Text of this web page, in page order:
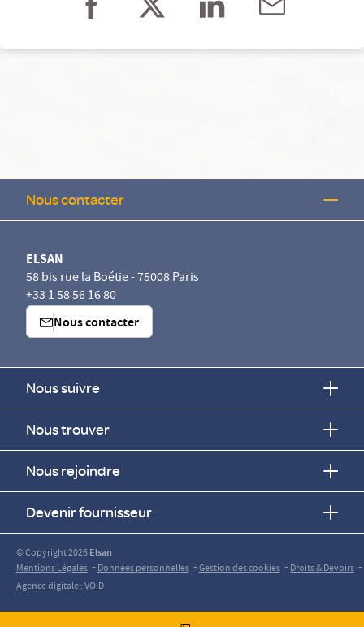
Nous contacter
ELSAN
58 bis rue la Boétie - 75008 Paris
+33 1 58 56 16 80
Nous contacter
Nous suivre
Nous trouver
Nous rejoindre
Devenir fournisseur
© Copyright 2026Elsan
Mentions Légales -Données personnelles -Gestion des cookies -Droits & Devoirs -
Agence digitale : VOID